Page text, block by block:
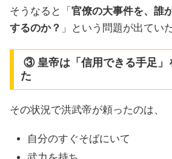
そうなると「 官僚の大事件を、誰
するのか？ 」という問題が出てい
③ 皇帝は「信用できる手足」
た
その状況で洪武帝が頼ったのは、
自分のすぐそばにいて